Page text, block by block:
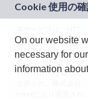
ドコモグループの新
規事業創出プログラ
ム「docomo
STARTUP」を通じて
On our website
necessary for
information